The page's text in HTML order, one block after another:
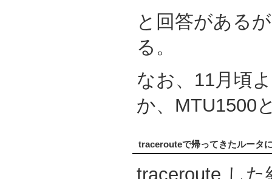
と回答がある
る。
なお、11月頃
か、MTU1500
tracerouteで帰ってきたルータ
traceroute し